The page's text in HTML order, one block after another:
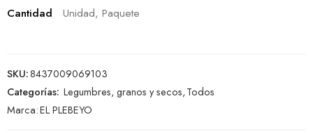
Cantidad
Unidad, Paquete
SKU:8437009069103
Categorías: Legumbres, granos y secos,Todos
Marca:EL PLEBEYO